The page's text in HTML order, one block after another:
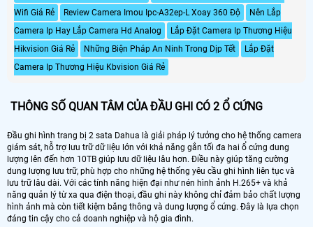
Wifi Giá Rẻ
Review Camera Imou Ipc-A32ep-L Xoay 360 Độ
Nên Lắp
Camera Ip Hay Lắp Camera Hd Analog
Lắp Đặt Camera Ip Thương Hiệu
Hikvision Giá Rẻ
Những Biện Pháp An Ninh Trong Dịp Tết
Lắp Đặt
Camera Ip Thương Hiệu Kbvision Giá Rẻ
THÔNG SỐ QUAN TÂM CỦA ĐẦU GHI CÓ 2 Ổ CỨNG
Đầu ghi hình trang bị 2 sata Dahua là giải pháp lý tưởng cho hệ thống camera
giám sát, hỗ trợ lưu trữ dữ liệu lớn với khả năng gắn tối đa hai ổ cứng dung
lượng lên đến hơn 10TB giúp lưu dữ liệu lâu hơn. Điều này giúp tăng cường
dung lượng lưu trữ, phù hợp cho những hệ thống yêu cầu ghi hình liên tục và
lưu trữ lâu dài. Với các tính năng hiện đại như nén hình ảnh H.265+ và khả
năng quản lý từ xa qua điện thoại, đầu ghi này không chỉ đảm bảo chất lượng
hình ảnh mà còn tiết kiệm băng thông và dung lượng ổ cứng. Đây là lựa chọn
đáng tin cậy cho cả doanh nghiệp và hộ gia đình.